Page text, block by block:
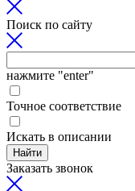
Поиск по сайту
нажмите "enter"
Точное соответствие
Искать в описании
Найти
Заказать звонок